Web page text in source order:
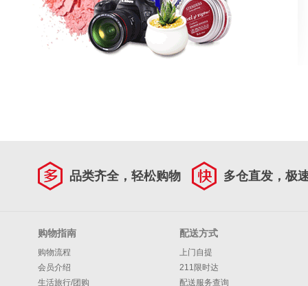
品类齐全，轻松购物 多仓直发，极
购物指南
购物流程
会员介绍
生活旅行/团购
配送方式
上门自提
211限时达
配送服务查询